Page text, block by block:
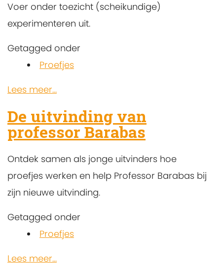
Voer onder toezicht (scheikundige)
experimenteren uit.
Getagged onder
Proefjes
Lees meer...
De uitvinding van
professor Barabas
Ontdek samen als jonge uitvinders hoe
proefjes werken en help Professor Barabas bij
zijn nieuwe uitvinding.
Getagged onder
Proefjes
Lees meer...